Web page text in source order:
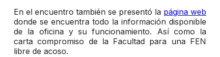
En el encuentro también se presentó la página web
donde se encuentra todo la información disponible
de la oficina y su funcionamiento. Así como la
carta compromiso de la Facultad para una FEN
libre de acoso.